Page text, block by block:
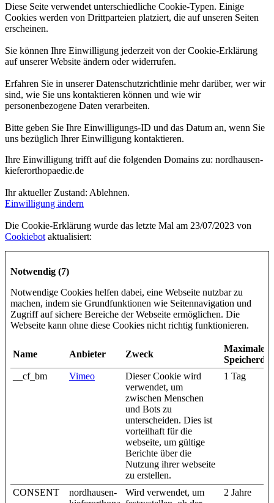
Diese Seite verwendet unterschiedliche Cookie-Typen. Einige
Cookies werden von Drittparteien platziert, die auf unseren Seiten
erscheinen.
Sie können Ihre Einwilligung jederzeit von der Cookie-Erklärung
auf unserer Website ändern oder widerrufen.
Erfahren Sie in unserer Datenschutzrichtlinie mehr darüber, wer wir
sind, wie Sie uns kontaktieren können und wie wir
personenbezogene Daten verarbeiten.
Bitte geben Sie Ihre Einwilligungs-ID und das Datum an, wenn Sie
uns bezüglich Ihrer Einwilligung kontaktieren.
Ihre Einwilligung trifft auf die folgenden Domains zu: nordhausen-
kieferorthopaedie.de
Ihr aktueller Zustand: Ablehnen.
Einwilligung ändern
Die Cookie-Erklärung wurde das letzte Mal am 23/07/2023 von
Cookiebot aktualisiert:
Notwendig (7)
Notwendige Cookies helfen dabei, eine Webseite nutzbar zu
machen, indem sie Grundfunktionen wie Seitennavigation und
Zugriff auf sichere Bereiche der Webseite ermöglichen. Die
Webseite kann ohne diese Cookies nicht richtig funktionieren.
Name Anbieter Zweck
Maximale
__cf_bm
Vimeo
Dieser Cookie wird
verwendet, um
zwischen Menschen
und Bots zu
unterscheiden. Dies ist
vorteilhaft für die
webseite, um gültige
Berichte über die
Nutzung ihrer webseite
zu erstellen.
1 Tag
CONSENT
nordhausen-
Wird verwendet, um
2 Jahre